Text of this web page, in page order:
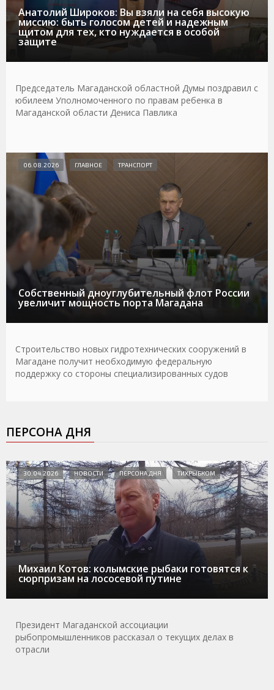
Анатолий Широков: Вы взяли на себя высокую
миссию: быть голосом детей и надежным
щитом для тех, кто нуждается в особой
защите
Председатель Магаданской областной Думы поздравил с
юбилеем Уполномоченного по правам ребенка в
Магаданской области Дениса Павлика
Собственный дноуглубительный флот России
увеличит мощность порта Магадана
06.08.2026 ГЛАВНОЕ ТРАНСПОРТ
Строительство новых гидротехнических сооружений в
Магадане получит необходимую федеральную
поддержку со стороны специализированных судов
ПЕРСОНА ДНЯ
Михаил Котов: колымские рыбаки готовятся к
сюрпризам на лососевой путине
30.04.2026 НОВОСТИ ПЕРСОНА ДНЯ ТИХРЫБКОМ
Президент Магаданской ассоциации
рыбопромышленников рассказал о текущих делах в
отрасли